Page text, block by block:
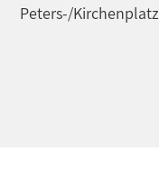
Peters-/Kirchenplatz